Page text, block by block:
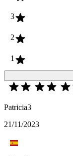
3
2
1
Patricia3
21/11/2023